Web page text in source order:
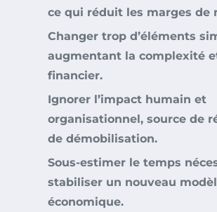
ce qui réduit les marges de
Changer trop d’éléments
augmentant la complexité
financier.
Ignorer l’impact humain et
organisationnel, source de
de démobilisation.
Sous-estimer le temps
stabiliser un nouveau
économique.